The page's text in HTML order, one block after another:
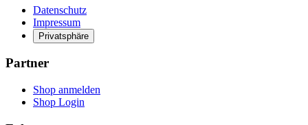
Datenschutz
Impressum
Privatsphäre
Partner
Shop anmelden
Shop Login